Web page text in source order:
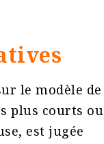
le modèle de
plus courts ou
est jugée